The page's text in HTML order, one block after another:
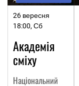
26 вересня
18:00, Сб
Академія
сміху
Національний